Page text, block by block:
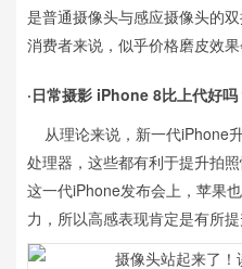
是普通摄像头与感应摄像头的
消费者来说，似乎价格磨皮效
·日常摄影 iPhone 8比上代好吗
从理论来说，新一代iPhone
处理器，这些都有利于提升拍
这一代iPhone发布会上，苹果
力，所以高感表现肯定是有所提